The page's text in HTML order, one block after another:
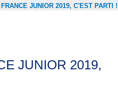
JUNIOR 2019, C'EST PARTI !
JUNIOR 2019,